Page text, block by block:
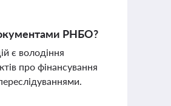
РНБО?
є володіння
про фінансування